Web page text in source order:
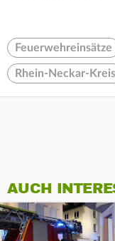
Feuerwehreinsätze
Rhein-Neckar-Kreis
AUCH